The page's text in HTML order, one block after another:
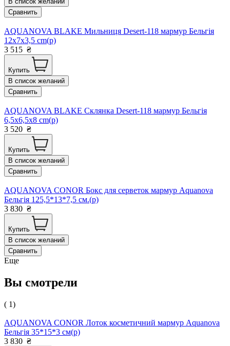
Сравнить
AQUANOVA BLAKE Мильниця Desert-118 мармур Бельгія
12x7x3,5 cm(р)
3 515 ₴
Купить
В список желаний
Сравнить
AQUANOVA BLAKE Склянка Desert-118 мармур Бельгія
6,5x6,5x8 cm(р)
3 520 ₴
Купить
В список желаний
Сравнить
AQUANOVA CONOR Бокс для серветок мармур Aquanova
Бельгія 125,5*13*7,5 см.(р)
3 830 ₴
Купить
В список желаний
Сравнить
Еще
Вы смотрели
( 1)
AQUANOVA CONOR Лоток косметичний мармур Aquanova
Бельгія 35*15*3 см(р)
3 830 ₴